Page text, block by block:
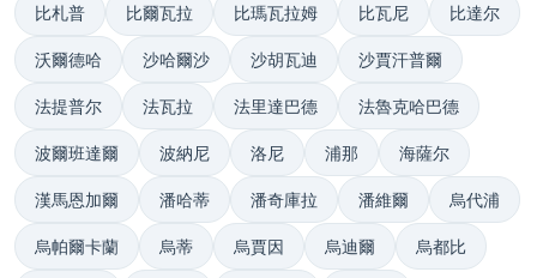
比札普 比爾瓦拉 比瑪瓦拉姆 比瓦尼 比達尔
沃爾德哈 沙哈爾沙 沙胡瓦迪 沙賈汗普爾
法提普尔 法瓦拉 法里達巴德 法魯克哈巴德
波爾班達爾 波納尼 洛尼 浦那 海薩尔
漢馬恩加爾 潘哈蒂 潘奇庫拉 潘維爾 烏代浦
烏帕爾卡蘭 烏蒂 烏賈因 烏迪爾 烏都比